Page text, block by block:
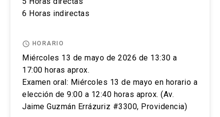
Oriente UC, Av. Jaime Guzmán Errázuriz
#3300, Providencia.
podrá ingresar a pagar, ante cualquier duda
contactarse a englishuctesting@uc.cl. y recibirá
para la prueba IELTS.
Una semana antes de la prueba se le enviará toda
la información sobre la prueba escrita y oral.
Puedes cancelar el registro de tu examen IELTS
en cualquier momento antes de rendir tu test
contactándonos vía correo a
6 Horas indirectas
access_time HORARIO
Miércoles 13 de mayo de 2026 de 13:30 a
17:00 horas aprox.
Examen oral: Miércoles 13 de mayo en horario a
elección de 9:00 a 12:40 horas aprox. (Av.
Jaime Guzmán Errázuriz #3300, Providencia)